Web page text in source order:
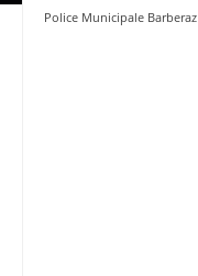
Police Municipale Barberaz